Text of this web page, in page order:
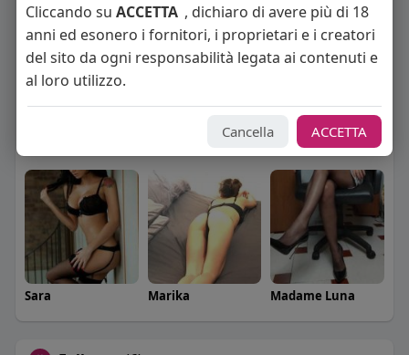
Penelope
Sara Marika Madame Luna
Cliccando su ACCETTA , dichiaro di avere più di 18
anni ed esonero i fornitori, i proprietari e i creatori
del sito da ogni responsabilità legata ai contenuti e
al loro utilizzo.
Cancella ACCETTA